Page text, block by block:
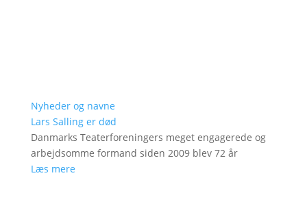
Nyheder og navne
Lars Salling er død
Danmarks Teaterforeningers meget engagerede og
arbejdsomme formand siden 2009 blev 72 år
Læs mere